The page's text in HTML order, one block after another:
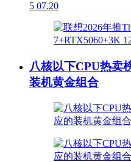
5 07.20
八核以下CPU热卖
装机黄金组合